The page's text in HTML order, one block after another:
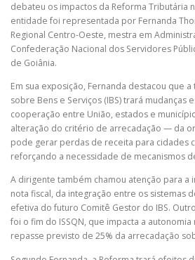
debateu os impactos da Reforma Tributária
entidade foi representada por Fernanda
Regional Centro-Oeste, mestra em
Confederação Nacional dos Servidores
de Goiânia.
Em sua exposição, Fernanda destacou que
sobre Bens e Serviços (IBS) trará mudanças
cooperação entre União, estados e
alteração do critério de arrecadação — da
pode gerar perdas de receita para cidades
reforçando a necessidade de mecanismos
A dirigente também chamou atenção para a
nota fiscal, da integração entre os sistemas
efetiva do futuro Comitê Gestor do IBS.
foi o fim do ISSQN, que impacta a
repasse previsto de 25% da arrecadação